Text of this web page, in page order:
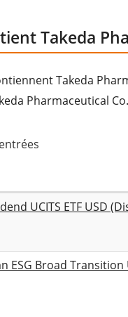
Takeda
Takeda
Pharmaceutical
UCITS ETF USD
ESG Broad Transition